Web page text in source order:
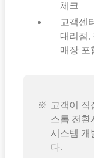
체크
고객센
대리점,
매장 포
고객이 직
스톱 전환
시스템 개
다.